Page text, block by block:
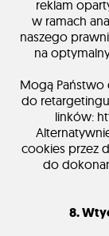
reklam
w ramach
naszego
na
Mogą
do
linków:
cookies przez
do
8.